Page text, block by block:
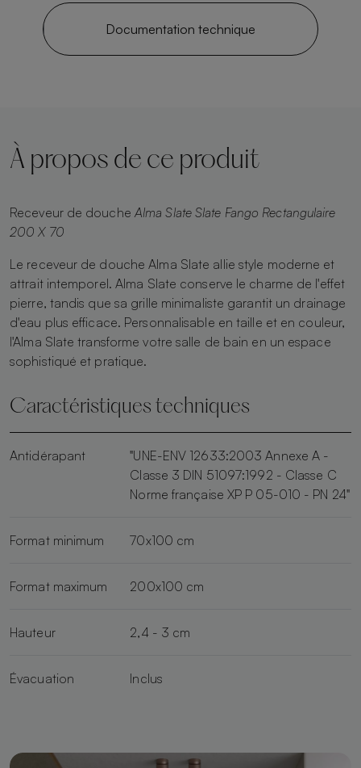
Documentation technique
À propos de ce produit
Receveur de douche Alma Slate Slate Fango Rectangulaire
200 X 70
Le receveur de douche Alma Slate allie style moderne et
attrait intemporel. Alma Slate conserve le charme de l'effet
pierre, tandis que sa grille minimaliste garantit un drainage
d'eau plus efficace. Personnalisable en taille et en couleur,
l'Alma Slate transforme votre salle de bain en un espace
sophistiqué et pratique.
Caractéristiques techniques
Antidérapant
"UNE-ENV 12633:2003 Annexe A -
Classe 3 DIN 51097:1992 - Classe C
Norme française XP P 05-010 - PN 24"
Format minimum 70x100 cm
Format maximum 200x100 cm
Hauteur 2,4 - 3 cm
Évacuation Inclus